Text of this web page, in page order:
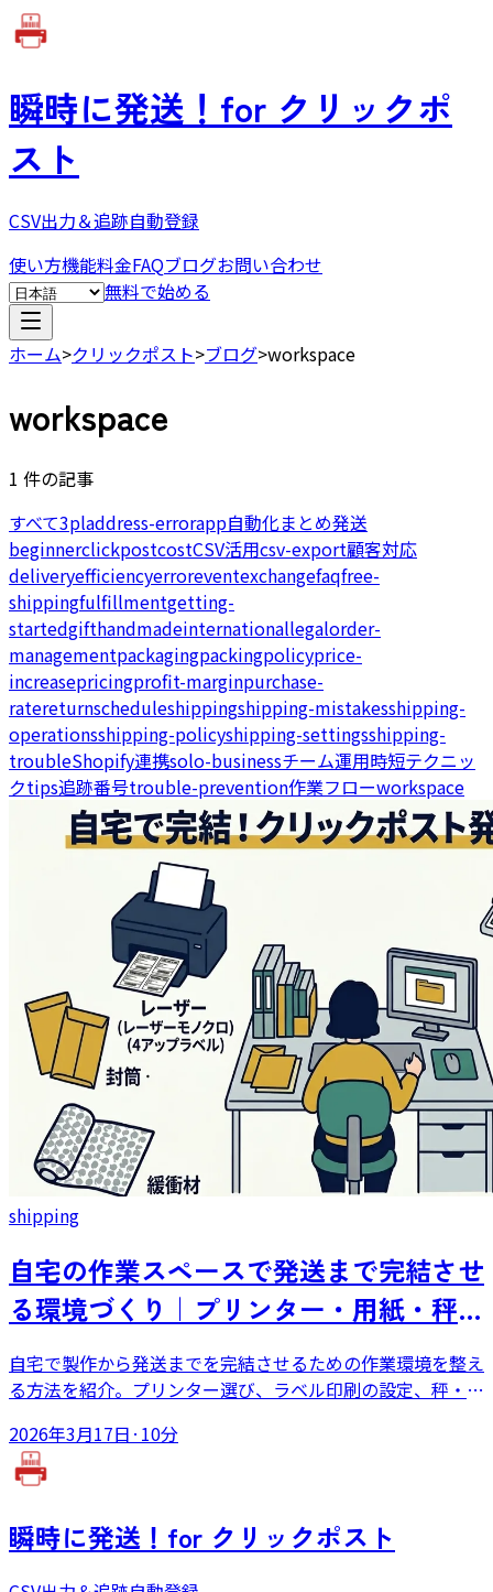
瞬時に発送！ for クリックポ
スト
CSV出力＆追跡自動登録
使い方機能料金FAQブログお問い合わせ
無料で始める
ホーム>クリックポスト>ブログ>workspace
workspace
1 件の記事
すべて3pladdress-errorapp自動化まとめ発送
beginnerclickpostcostCSV活用csv-export顧客対応
deliveryefficiencyerroreventexchangefaqfree-
shippingfulfillmentgetting-
startedgifthandmadeinternationallegalorder-
managementpackagingpackingpolicyprice-
increasepricingprofit-marginpurchase-
ratereturnscheduleshippingshipping-mistakesshipping-
operationsshipping-policyshipping-settingsshipping-
troubleShopify連携solo-businessチーム運用時短テクニッ
クtips追跡番号trouble-prevention作業フローworkspace
shipping
自宅の作業スペースで発送まで完結させ
る環境づくり｜プリンター・用紙・秤・
梱包資材
自宅で製作から発送までを完結させるための作業環境を整え
る方法を紹介。プリンター選び、ラベル印刷の設定、秤・厚
毎日の発送を自宅で行ってきた経験から解説します。
2026年3月17日 · 10分
瞬時に発送！ for クリックポスト